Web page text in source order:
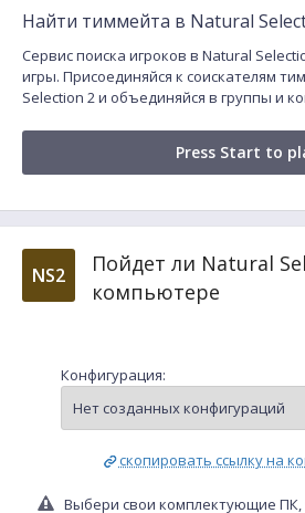
Найти тиммейта в Natural
Сервис поиска игроков в Natural
игры. Присоединяйся к соискателям
Selection 2 и объединяйся в группы и
Press Start to
NS2
Пойдет ли Natural
компьютере
Конфигурация:
скопировать ссылку на
Выбери свои комплектующие ПК,